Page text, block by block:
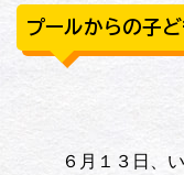
プールからの子
６月１３日、